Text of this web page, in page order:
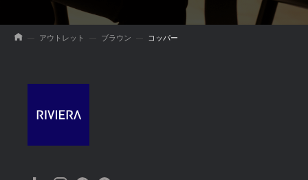
アウトレット ブラウン コッパー